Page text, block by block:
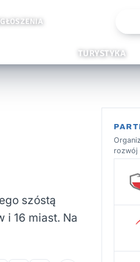
TURYSTYKA
szóstą
i 16 miast. Na
rozwój